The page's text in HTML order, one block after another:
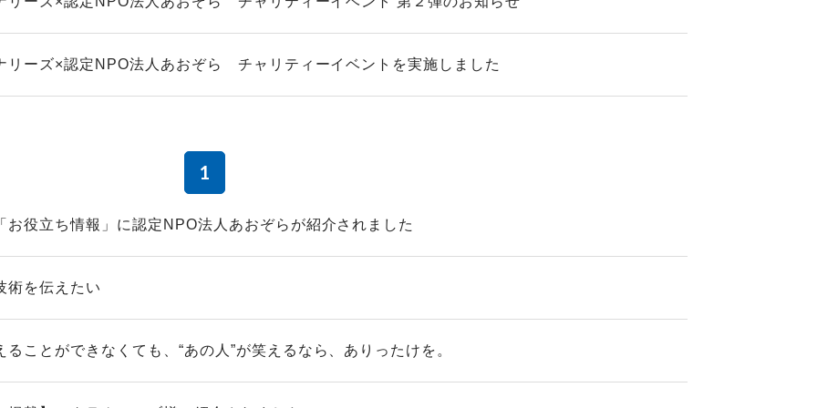
リーズ×認定NPO法人あおぞら チャリティーイベントを実施しました
1
お役立ち情報」に認定NPO法人あおぞらが紹介されました
術を伝えたい
ることができなくても、“あの人”が笑えるなら、ありったけを。